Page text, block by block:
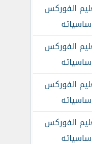
الفوركس
الفوركس
الفوركس
الفوركس